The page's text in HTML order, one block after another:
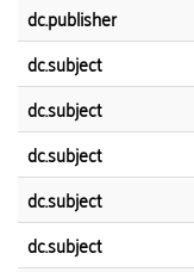
dc.publisher
dc.subject
dc.subject
dc.subject
dc.subject
dc.subject